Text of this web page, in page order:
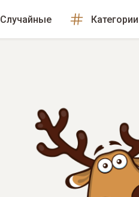
Случайные Категории